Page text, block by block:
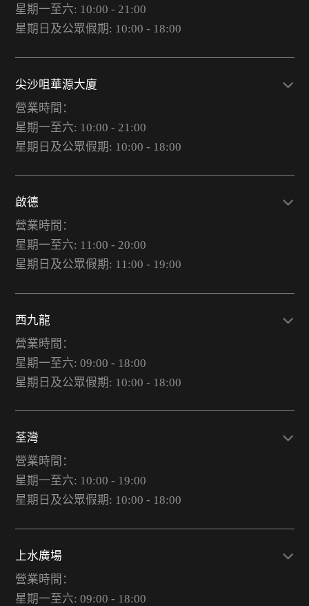
星期一至六: 10:00 - 21:00
星期日及公眾假期: 10:00 - 18:00
尖沙咀華源大廈
營業時間：
星期一至六: 10:00 - 21:00
星期日及公眾假期: 10:00 - 18:00
啟德
營業時間：
星期一至六: 11:00 - 20:00
星期日及公眾假期: 11:00 - 19:00
西九龍
營業時間：
星期一至六: 09:00 - 18:00
星期日及公眾假期: 10:00 - 18:00
荃灣
營業時間：
星期一至六: 10:00 - 19:00
星期日及公眾假期: 10:00 - 18:00
上水廣場
營業時間：
星期一至六: 09:00 - 18:00